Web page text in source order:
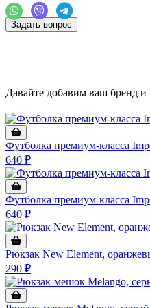
Задать вопрос
Давайте добавим ваш бренд и
Футболка премиум-класса
640 ₽
Футболка премиум-класса
640 ₽
Рюкзак New Element,
290 ₽